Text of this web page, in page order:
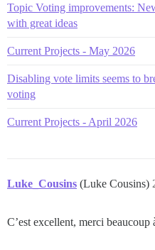
Topic Voting improvements:
with great ideas
Current Projects - May 2026
Disabling vote limits seems to
voting
Current Projects - April 2026
Luke_Cousins (Luke Cousins)
C’est excellent, merci